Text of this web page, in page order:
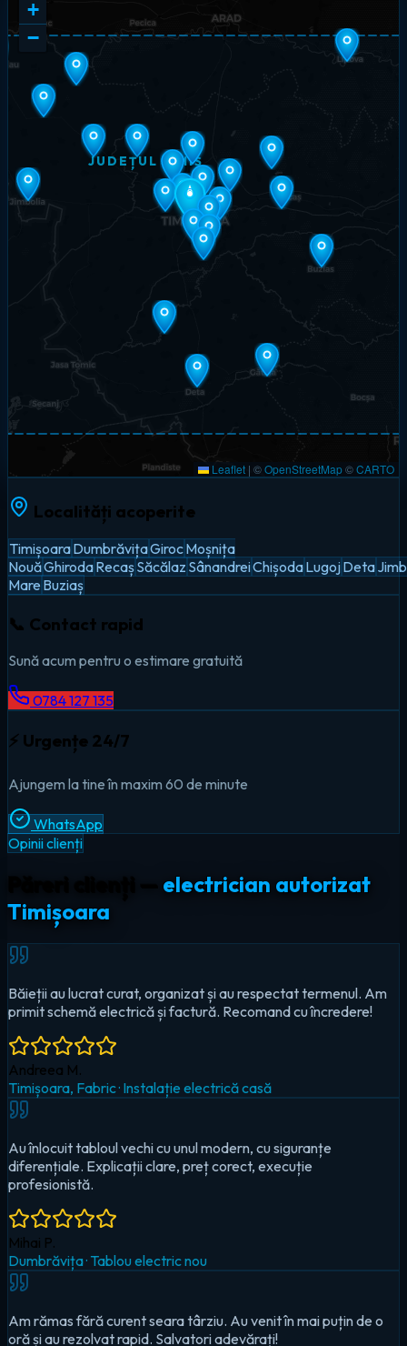
JUDEȚUL TIMIȘ
+
−
Leaflet | ©OpenStreetMap©CARTO
Localități acoperite
TimișoaraDumbrăvițaGirocMoșnița
NouăGhirodaRecașSăcălaz SânandreiChișodaLugojDeta
Mare Buziaș
📞 Contact rapid
Sună acum pentru o estimare gratuită
0784 127 135
⚡ Urgențe 24/7
Ajungem la tine în maxim 60 de minute
WhatsApp
Opinii clienți
electrician autorizat
Timișoara
Au înlocuit tabloul vechi cu unul modern, cu siguranțe
diferențiale. Explicații clare, preț corect, execuție
Mihai P.
Dumbrăvița
Am rămas fără curent seara târziu. Au venit în mai puțin de o
oră și au rezolvat rapid. Salvatori adevărați!
Cristina D.
Timișoara, Circumvalațiunii·Urgență — pană totală
Au montat iluminat LED în toată casa și un sistem smart pentru
controlul de pe telefon. Foarte mulțumit!